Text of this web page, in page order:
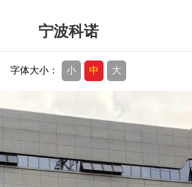
宁波科诺
字体大小： 小 中 大